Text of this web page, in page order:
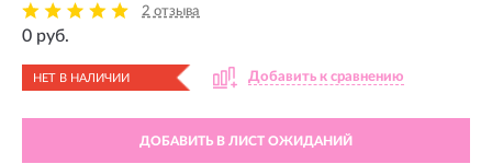
2 отзыва
0 руб.
НЕТ В НАЛИЧИИ Добавить к сравнению
ДОБАВИТЬ В ЛИСТ ОЖИДАНИЙ